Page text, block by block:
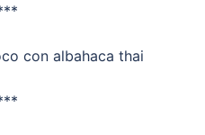
con albahaca thai